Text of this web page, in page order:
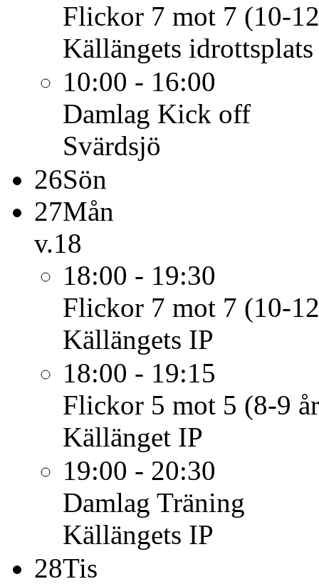
Flickor 7 mot 7 (10-
Källängets idrottsplats
10:00 - 16:00
Damlag Kick off
Svärdsjö
26Sön
27Mån
v.18
18:00 - 19:30
Flickor 7 mot 7 (10-
Källängets IP
18:00 - 19:15
Flickor 5 mot 5 (8-9
Källänget IP
19:00 - 20:30
Damlag Träning
Källängets IP
28Tis